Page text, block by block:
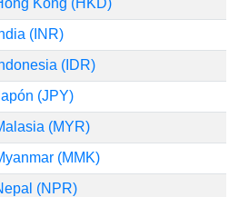
Kong (HKD)
(INR)
(IDR)
(JPY)
(MYR)
(MMK)
(NPR)